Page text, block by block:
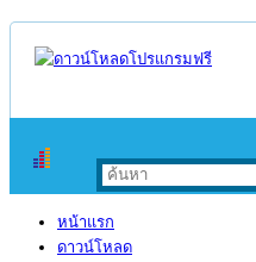
หน้าแรก
ดาวน์โหลด